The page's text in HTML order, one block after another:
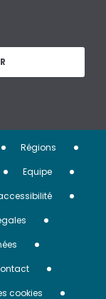
Régions
Equipe
cookies